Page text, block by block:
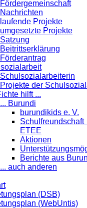
Fördergemeinschaft
Nachrichten
laufende Projekte
umgesetzte Projekte
Satzung
Beitrittserklärung
Förderantrag
Schulsozialarbeiterin
Projekte der
hilft ...
... Burundi
burundikids e. V.
ETEE
Aktionen
Berichte aus
... auch anderen
(DSB)
(WebUntis)